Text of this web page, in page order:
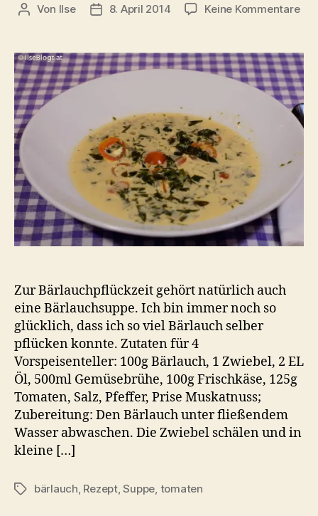
Beitragsautor
Von Ilse Beitragsdatum
8. April 2014 Keine Kommentarezu
Zur Bärlauchpflückzeit gehört natürlich auch
eine Bärlauchsuppe. Ich bin immer noch so
glücklich, dass ich so viel Bärlauch selber
pflücken konnte. Zutaten für 4
Vorspeisenteller: 100g Bärlauch, 1 Zwiebel, 2 EL
Öl, 500ml Gemüsebrühe, 100g Frischkäse, 125g
Tomaten, Salz, Pfeffer, Prise Muskatnuss;
Zubereitung: Den Bärlauch unter fließendem
Wasser abwaschen. Die Zwiebel schälen und in
kleine […]
Schlagwörter
bärlauch, Rezept,Suppe, tomaten